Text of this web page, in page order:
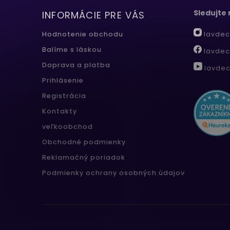
INFORMÁCIE PRE VÁS
Hodnotenie obchodu
Balíme s láskou
Doprava a platba
Prihlásenie
Registrácia
Kontakty
veľkoobchod
Obchodné podmienky
Reklamačný poriadok
Podmienky ochrany osobných údajov
Sledujte